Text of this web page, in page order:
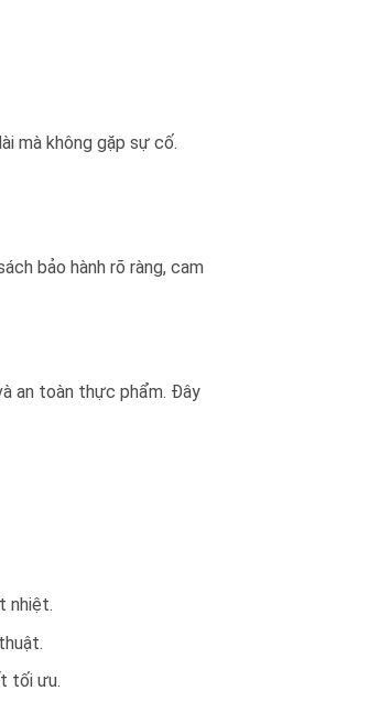
mà không gặp sự cố.
bảo hành rõ ràng, cam
an toàn thực phẩm. Đây
nhiệt.
tối ưu.